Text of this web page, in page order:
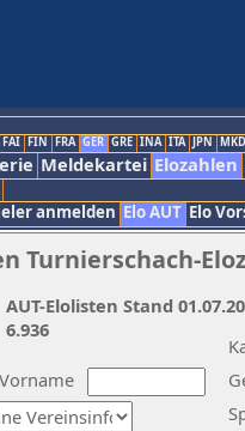
FAI FIN FRA GER GRE INA ITA JPN MKD
Meldekartei Elozahlen
anmelden Elo AUT Elo
Vorname
AUT-Elolisten Stand
6.936